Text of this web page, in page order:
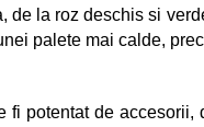
de la roz deschis si
palete mai calde,
fi potentat de accesorii,